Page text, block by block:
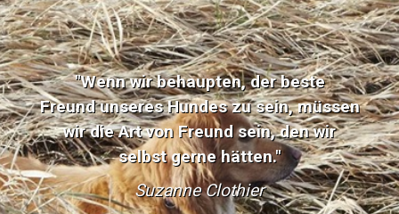
"Wenn wir behaupten, der beste
Freund unseres Hundes zu sein, müssen
wir die Art von Freund sein, den wir
selbst gerne hätten."
Suzanne Clothier